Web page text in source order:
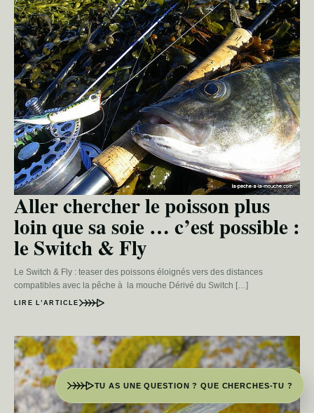
Aller chercher le poisson plus
loin que sa soie … c’est possible :
le Switch & Fly
Le Switch & Fly : teaser des poissons éloignés vers des distances
compatibles avec la pêche à la mouche Dérivé du Switch […]
LIRE L’ARTICLE
TU AS UNE QUESTION ? QUE CHERCHES-TU ?